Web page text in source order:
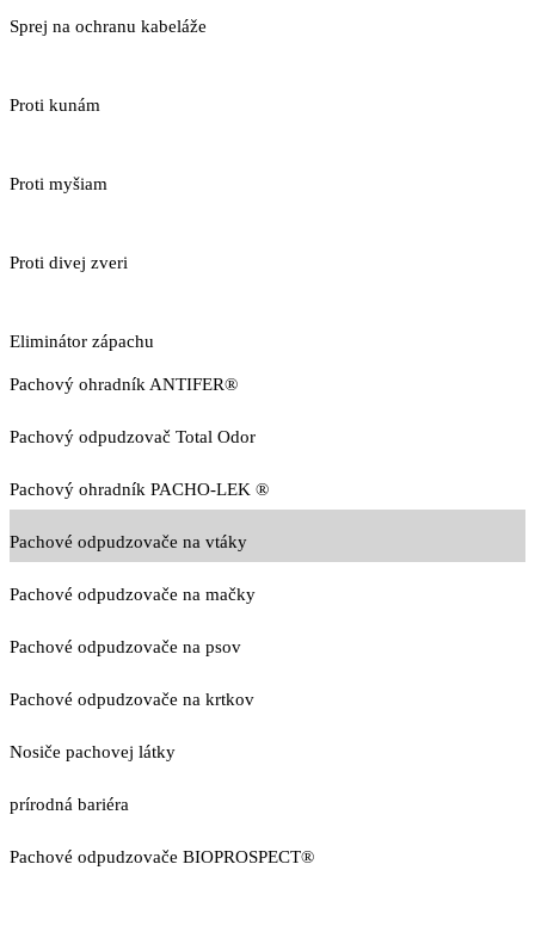
Sprej na ochranu kabeláže
Proti kunám
Proti myšiam
Proti divej zveri
Eliminátor zápachu
Pachový ohradník ANTIFER®
Pachový odpudzovač Total Odor
Pachový ohradník PACHO-LEK ®
Pachové odpudzovače na vtáky
Pachové odpudzovače na mačky
Pachové odpudzovače na psov
Pachové odpudzovače na krtkov
Nosiče pachovej látky
prírodná bariéra
Pachové odpudzovače BIOPROSPECT®